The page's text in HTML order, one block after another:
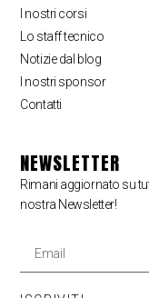
I nostri corsi
Lo staff tecnico
Notizie dal blog
I nostri sponsor
Contatti
NEWSLETTER
Rimani aggiornato su
nostra Newsletter!